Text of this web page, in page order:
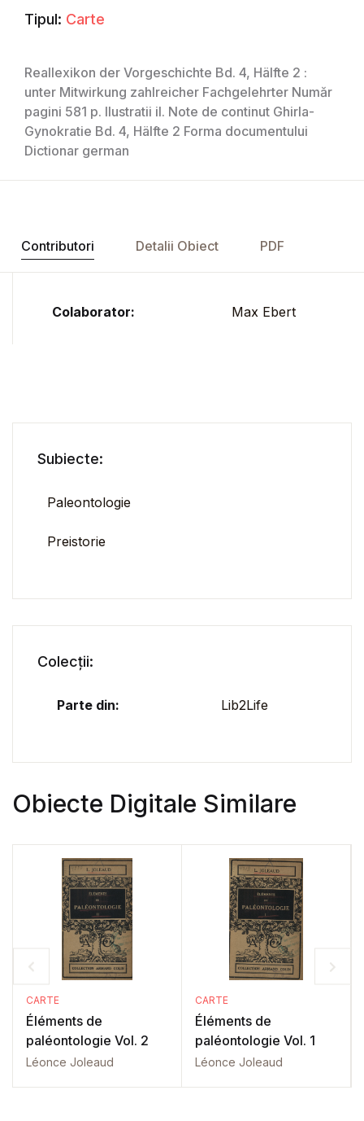
Tipul: Carte
Reallexikon der Vorgeschichte Bd. 4, Hälfte 2 :
unter Mitwirkung zahlreicher Fachgelehrter Număr
pagini 581 p. Ilustratii il. Note de continut Ghirla-
Gynokratie Bd. 4, Hälfte 2 Forma documentului
Dictionar german
Contributori Detalii Obiect PDF
Colaborator: Max Ebert
Subiecte:
Paleontologie
Preistorie
Colecții:
Parte din: Lib2Life
Obiecte Digitale Similare
CARTE
Éléments de
paléontologie Vol. 2
Léonce Joleaud
CARTE
Éléments de
paléontologie Vol. 1
Léonce Joleaud